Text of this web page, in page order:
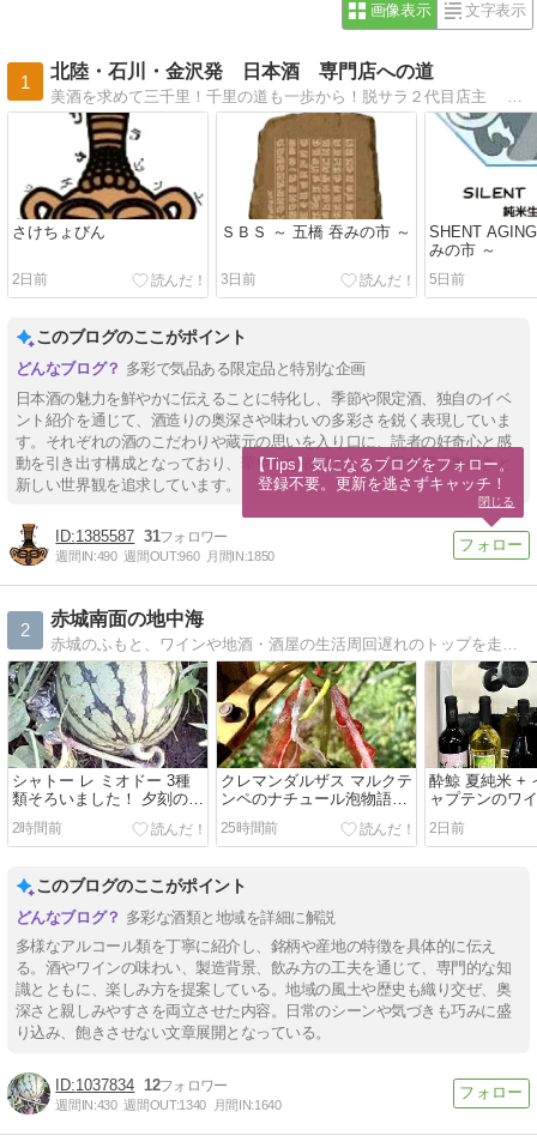
画像表示 文字表示
1
北陸・石川・金沢発 日本酒 専門店への道
さけちょびん
2日前
ＳＢＳ ～ 五橋 吞みの市 ～
3日前
SHENT
みの市 ～
5日前
このブログのここがポイント
多彩で気品ある限定品と特別な企画
日本酒の魅力を鮮やかに伝えることに特化し、季節や限定酒、独自のイベ
ント紹介を通じて、酒造りの奥深さや味わいの多彩さを鋭く表現していま
す。それぞれの酒のこだわりや蔵元の思いを入り口に、読者の好奇心と感
動を引き出す構成となっており、華やかな表現とともに日本酒の奥行きと
新しい世界観を追求しています。
1385587 31
週間IN:490 週間OUT:960 月間IN:1850
2
赤城南面の地中海
赤城のふもと、ワインや地酒・酒屋の生活周回遅れのトップを走りたい！ってなんのこっちゃ！
シャトー レ ミオドー 3種
類そろいました！ 夕刻の収
2時間前
クレマンダルザス マルクテ
ンペのナチュール泡物語
+スイカの答え合わせ
25時間前
酔鯨 夏純米 +
ャプテンのワ
2日前
このブログのここがポイント
多彩な酒類と地域を詳細に解説
多様なアルコール類を丁寧に紹介し、銘柄や産地の特徴を具体的に伝え
る。酒やワインの味わい、製造背景、飲み方の工夫を通じて、専門的な知
識とともに、楽しみ方を提案している。地域の風土や歴史も織り交ぜ、奥
深さと親しみやすさを両立させた内容。日常のシーンや気づきも巧みに盛
り込み、飽きさせない文章展開となっている。
1037834 12
週間IN:430 週間OUT:1340 月間IN:1640
【Tips】気になるブログをフォロー。
登録不要。更新を逃さずキャッチ！
閉じる